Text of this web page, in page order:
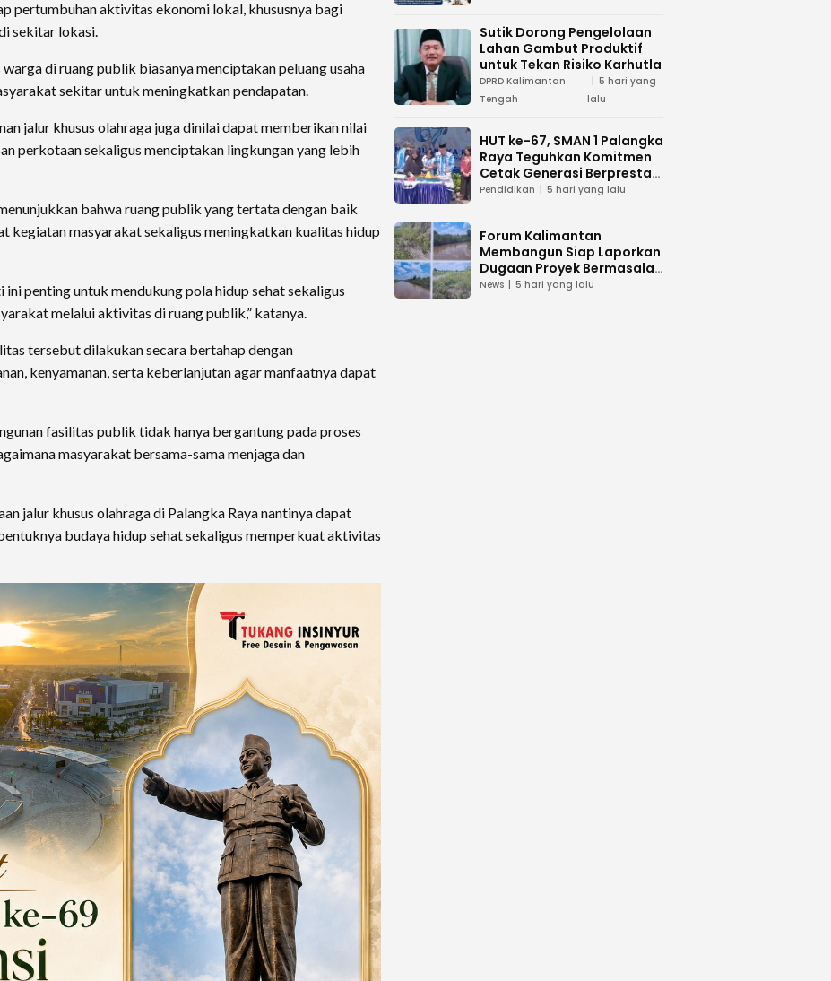
pertumbuhan aktivitas ekonomi lokal, khususnya bagi
sekitar lokasi.
di ruang publik biasanya menciptakan peluang usaha
sekitar untuk meningkatkan pendapatan.
jalur khusus olahraga juga dinilai dapat memberikan nilai
perkotaan sekaligus menciptakan lingkungan yang lebih
bahwa ruang publik yang tertata dengan baik
kegiatan masyarakat sekaligus meningkatkan kualitas hidup
penting untuk mendukung pola hidup sehat sekaligus
melalui aktivitas di ruang publik,” katanya.
tersebut dilakukan secara bertahap dengan
kenyamanan, serta keberlanjutan agar manfaatnya dapat
fasilitas publik tidak hanya bergantung pada proses
masyarakat bersama-sama menjaga dan
jalur khusus olahraga di Palangka Raya nantinya dapat
budaya hidup sehat sekaligus memperkuat aktivitas
Sutik Dorong Pengelolaan
Lahan Gambut Produktif
untuk Tekan Risiko Karhutla
DPRD Kalimantan
Tengah
5 hari yang
lalu
HUT ke-67, SMAN 1 Palangka
Raya Teguhkan Komitmen
Cetak Generasi Berprestasi
dan Peduli Lingkunga
Pendidikan 5 hari yang lalu
Forum Kalimantan
Membangun Siap Laporkan
Dugaan Proyek Bermasalah
PUPR Kalteng
News 5 hari yang lalu